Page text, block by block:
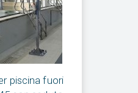
piscina fuori